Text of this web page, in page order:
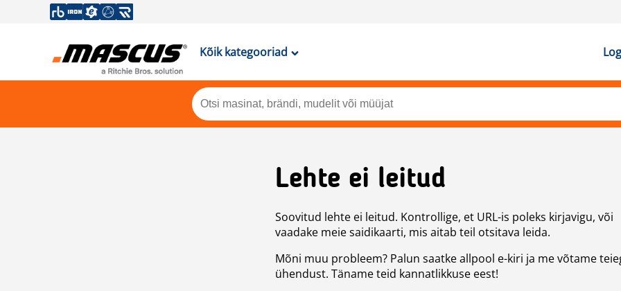
Kõik kategooriad
Lehte ei leitud
Soovitud lehte ei leitud. Kontrollige, et URL-is poleks kirjavigu, või
vaadake meie saidikaarti, mis aitab teil otsitava leida.
Mõni muu probleem? Palun saatke allpool e-kiri ja me võtame
ühendust. Täname teid kannatlikkuse eest!